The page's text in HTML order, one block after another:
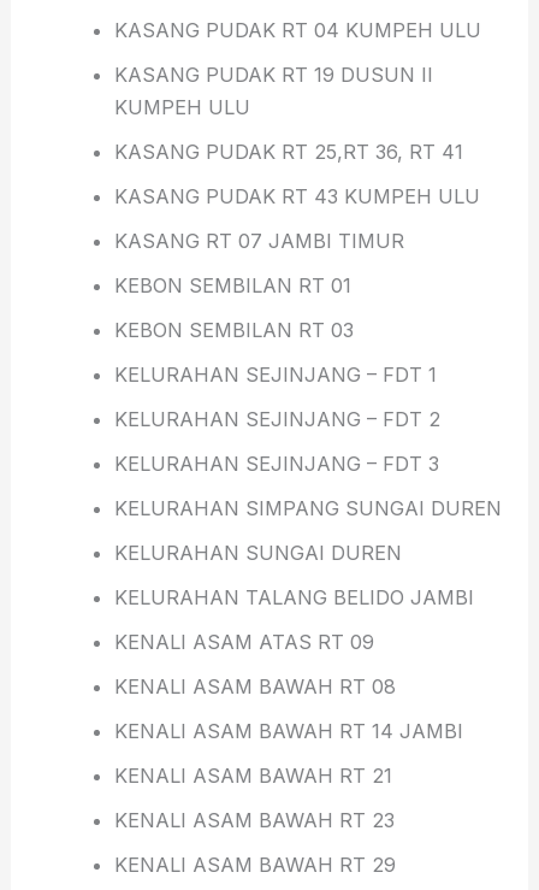
KASANG PUDAK RT 04 KUMPEH ULU
KASANG PUDAK RT 19 DUSUN II
KUMPEH ULU
KASANG PUDAK RT 25,RT 36, RT 41
KASANG PUDAK RT 43 KUMPEH ULU
KASANG RT 07 JAMBI TIMUR
KEBON SEMBILAN RT 01
KEBON SEMBILAN RT 03
KELURAHAN SEJINJANG – FDT 1
KELURAHAN SEJINJANG – FDT 2
KELURAHAN SEJINJANG – FDT 3
KELURAHAN SIMPANG SUNGAI DUREN
KELURAHAN SUNGAI DUREN
KELURAHAN TALANG BELIDO JAMBI
KENALI ASAM ATAS RT 09
KENALI ASAM BAWAH RT 08
KENALI ASAM BAWAH RT 14 JAMBI
KENALI ASAM BAWAH RT 21
KENALI ASAM BAWAH RT 23
KENALI ASAM BAWAH RT 29